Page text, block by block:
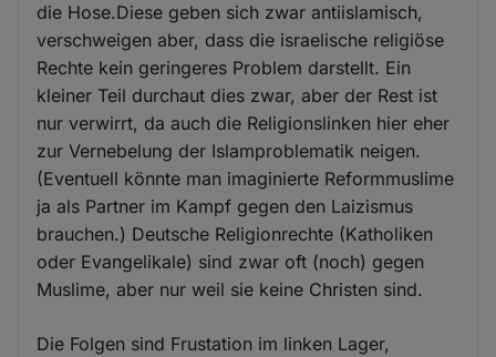
die Hose.Diese geben sich zwar antiislamisch,
verschweigen aber, dass die israelische religiöse
Rechte kein geringeres Problem darstellt. Ein
kleiner Teil durchaut dies zwar, aber der Rest ist
nur verwirrt, da auch die Religionslinken hier eher
zur Vernebelung der Islamproblematik neigen.
(Eventuell könnte man imaginierte Reformmuslime
ja als Partner im Kampf gegen den Laizismus
brauchen.) Deutsche Religionrechte (Katholiken
oder Evangelikale) sind zwar oft (noch) gegen
Muslime, aber nur weil sie keine Christen sind.
Die Folgen sind Frustation im linken Lager,